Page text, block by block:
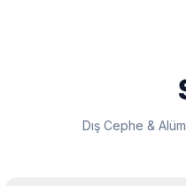
Dış Cephe &